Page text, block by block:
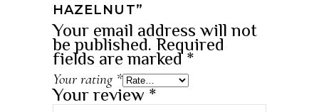
HAZELNUT”
Your email address will not
be published.Required
fields are marked*
Your rating *
Your review*